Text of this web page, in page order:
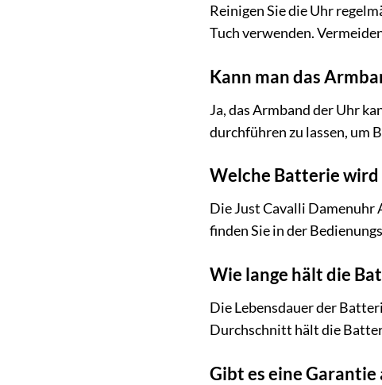
Reinigen Sie die Uhr
Tuch verwenden.
Kann man das
Ja, das Armband der Uhr
durchführen zu lassen, um
Welche Batterie
Die Just Cavalli Damenuhr
finden Sie in der
Wie lange hält die
Die Lebensdauer der
Durchschnitt hält die
Gibt es eine Garantie